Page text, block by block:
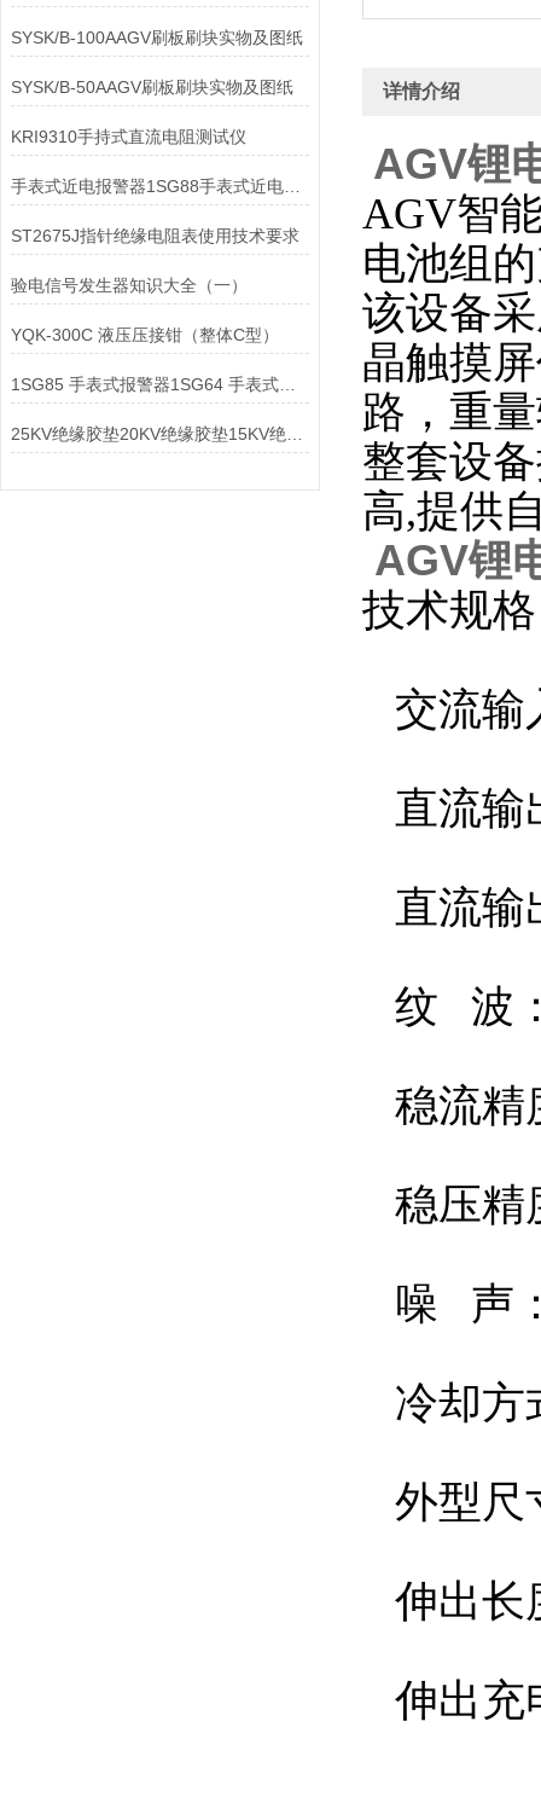
SYSK/B-100AAGV刷板刷块实物及图纸
SYSK/B-50AAGV刷板刷块实物及图纸
KRI9310手持式直流电阻测试仪
手表式近电报警器1SG88手表式近电报警器1SZ53
ST2675J指针绝缘电阻表使用技术要求
验电信号发生器知识大全（一）
YQK-300C 液压压接钳（整体C型）
1SG85 手表式报警器1SG64 手表式报警器
详情介绍
AGV锂
AGV智
电池组
该设备
晶触摸
路，重
整套设
高,提供
AGV锂
技术规格
交流输
直流输
直流输
纹 波
稳流
稳压
噪 声
冷却
外型尺
伸出长
伸出充